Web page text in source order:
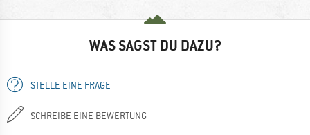
WAS SAGST DU DAZU?
STELLE EINE FRAGE
SCHREIBE EINE BEWERTUNG